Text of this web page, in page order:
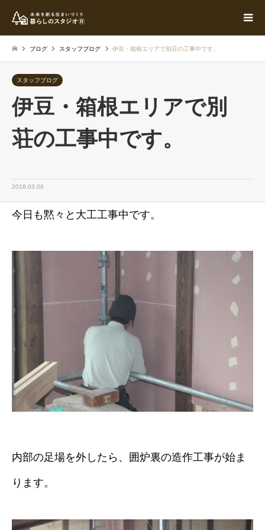
ブログ スタッフブログ 伊豆・箱根エリアで別荘の工事中です。
スタッフブログ
伊豆・箱根エリアで別
荘の工事中です。
2018.03.06
今日も黙々と大工工事中です。
内部の足場を外したら、囲炉裏の造作工事が始ま
ります。